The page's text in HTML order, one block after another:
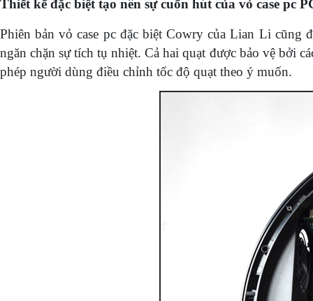
Thiết kế đặc biệt tạo nên sự cuốn hút của vỏ case pc
Phiên bản vỏ case pc đặc biệt Cowry của Lian Li
ngăn chặn sự tích tụ nhiệt. Cả hai quạt được bảo vệ bởi
phép người dùng điều chỉnh tốc độ quạt theo ý muốn.